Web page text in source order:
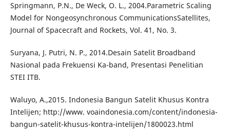
Springmann, P.N., De Weck, O. L., 2004.Parametric Scaling
Model for Nongeosynchronous CommunicationsSatellites,
Journal of Spacecraft and Rockets, Vol. 41, No. 3.
Suryana, J. Putri, N. P., 2014.Desain Satelit Broadband
Nasional pada Frekuensi Ka-band, Presentasi Penelitian
STEI ITB.
Waluyo, A.,2015. Indonesia Bangun Satelit Khusus Kontra
Intelijen; http://www. voaindonesia.com/content/indonesia-
bangun-satelit-khusus-kontra-intelijen/1800023.html